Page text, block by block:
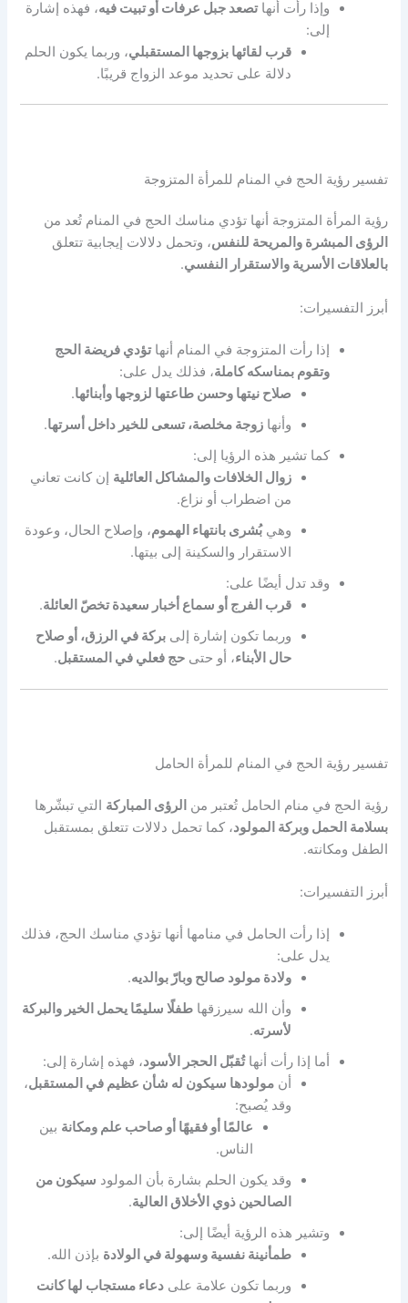
وإذا رأت أنهاتصعد جبل عرفات أو تبيت فيه، فهذه إشارة
إلى:
قرب لقائها بزوجها المستقبلي، وربما يكون الحلم
دلالة على تحديد موعد الزواج قريبًا.
تفسير رؤية الحج في المنام للمرأة المتزوجة
رؤية المرأة المتزوجة أنها تؤدي مناسك الحج في المنام تُعد من
الرؤى المبشرة والمريحة للنفس، وتحمل دلالات إيجابية تتعلق
بالعلاقات الأسرية والاستقرار النفسي.
أبرز التفسيرات:
إذا رأت المتزوجة في المنام أنهاتؤدي فريضة الحج
وتقوم بمناسكه كاملة، فذلك يدل على:
صلاح نيتها وحسن طاعتها لزوجها وأبنائها.
وأنهازوجة مخلصة، تسعى للخير داخل أسرتها.
كما تشير هذه الرؤيا إلى:
زوال الخلافات والمشاكل العائلية إن كانت تعاني
من اضطراب أو نزاع.
وهيبُشرى بانتهاء الهموم، وإصلاح الحال، وعودة
الاستقرار والسكينة إلى بيتها.
وقد تدل أيضًا على:
قرب الفرج أو سماع أخبار سعيدة تخصّ العائلة.
وربما تكون إشارة إلىبركة في الرزق، أو صلاح
حال الأبناء، أو حتىحج فعلي في المستقبل.
تفسير رؤية الحج في المنام للمرأة الحامل
رؤية الحج في منام الحامل تُعتبر من الرؤى المباركة التي تبشّرها
بسلامة الحمل وبركة المولود، كما تحمل دلالات تتعلق بمستقبل
الطفل ومكانته.
أبرز التفسيرات:
إذا رأت الحامل في منامها أنها تؤدي مناسك الحج، فذلك
يدل على:
ولادة مولود صالح وبارّ بوالديه.
وأن الله سيرزقهاطفلًا سليمًا يحمل الخير والبركة
لأسرته.
أما إذا رأت أنهاتُقبّل الحجر الأسود، فهذه إشارة إلى:
أنمولودها سيكون له شأن عظيم في المستقبل،
وقد يُصبح:
عالمًا أو فقيهًا أو صاحب علم ومكانة بين
الناس.
وقد يكون الحلم بشارة بأن المولود سيكون من
الصالحين ذوي الأخلاق العالية.
وتشير هذه الرؤية أيضًا إلى:
طمأنينة نفسية وسهولة في الولادة بإذن الله.
وربما تكون علامة علىدعاء مستجاب لها كانت